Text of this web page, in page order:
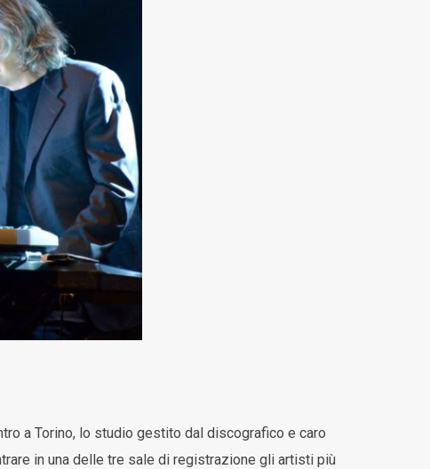
a Torino, lo studio gestito dal discografico e caro
in una delle tre sale di registrazione gli artisti più